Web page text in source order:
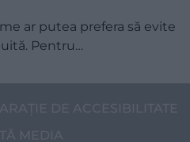
ar putea prefera să evite
Pentru…